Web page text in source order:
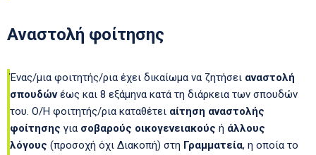
Αναστολή φοίτησης
Ένας/μια φοιτητής/ρια έχει δικαίωμα να ζητήσει αναστολή
σπουδώνέως και 8 εξάμηνα κατά τη διάρκεια των σπουδών
του. Ο/Η φοιτητής/ρια καταθέτει αίτηση αναστολής
φοίτησης για σοβαρούς οικογενειακούς ή άλλους
λόγους (προσοχή όχι Διακοπή) στη Γραμματεία, η οποία το